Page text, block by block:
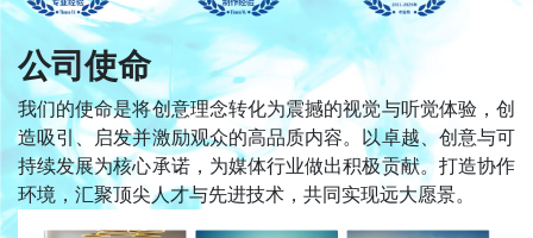
公司使命
我们的使命是将创意理念转化为震撼的视觉与听觉体验，创
造吸引、启发并激励观众的高品质内容。以卓越、创意与可
持续发展为核心承诺，为媒体行业做出积极贡献。打造协作
环境，汇聚顶尖人才与先进技术，共同实现远大愿景。